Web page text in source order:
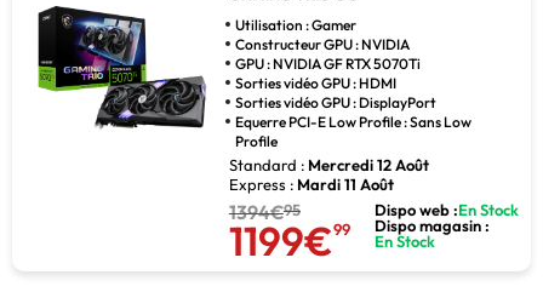
Utilisation : Gamer
Constructeur GPU : NVIDIA
GPU : NVIDIA GF RTX 5070Ti
Sorties vidéo GPU : HDMI
Sorties vidéo GPU : DisplayPort
Equerre PCI-E Low Profile : Sans Low
Profile
Standard : Mercredi 12 Août
Express : Mardi 11 Août
1394€95
1199€99
Dispo web :En Stock
Dispo magasin :
En Stock